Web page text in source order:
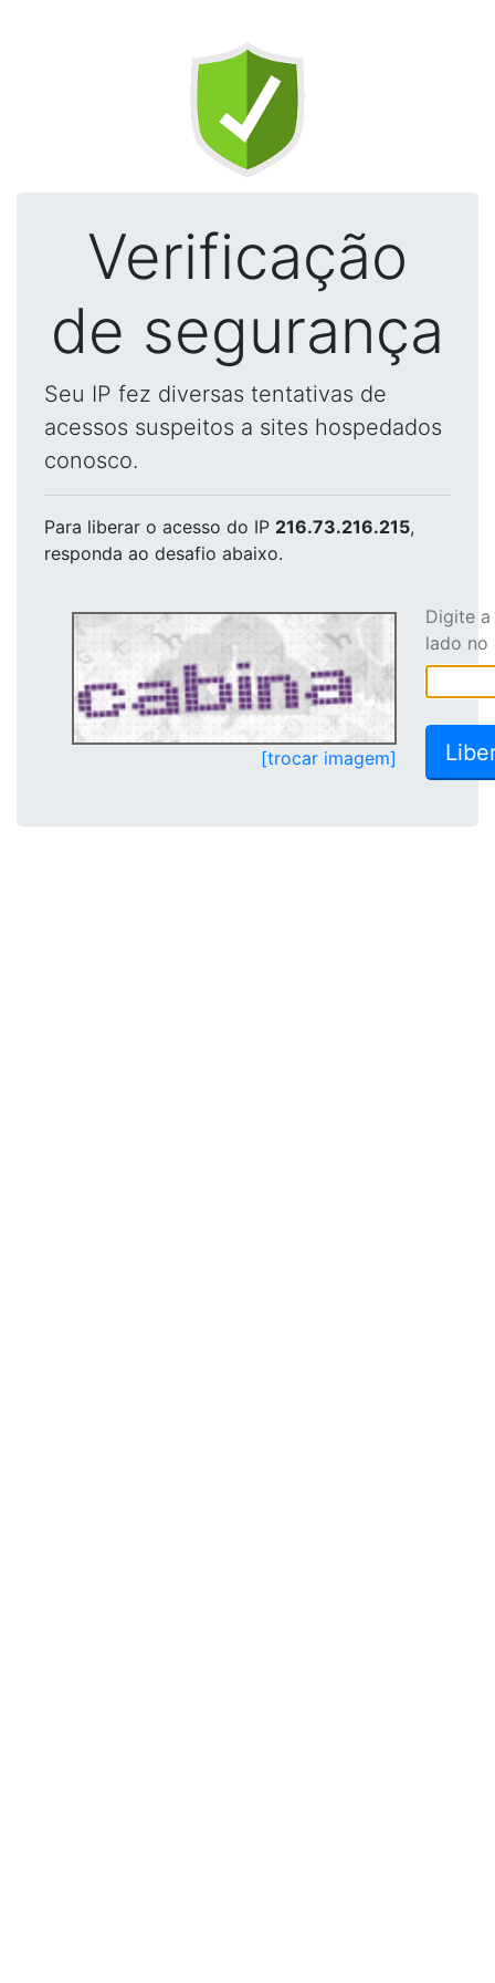
Verificação
de segurança
Seu IP fez diversas tentativas de
acessos suspeitos a sites hospedados
conosco.
Para liberar o acesso do IP 216.73.216.215,
responda ao desafio abaixo.
[trocar imagem]
Digite
lado no